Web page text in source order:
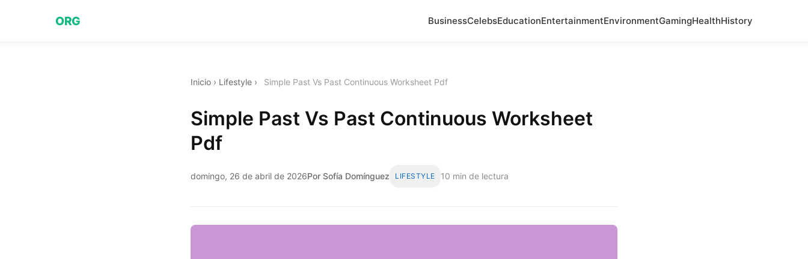
ORG BusinessCelebsEducationEntertainmentEnvironmentGamingHealthHistory
Inicio › Lifestyle › Simple Past Vs Past Continuous Worksheet Pdf
Simple Past Vs Past Continuous Worksheet
Pdf
domingo, 26 de abril de 2026Por Sofía Domínguez LIFESTYLE 10 min de lectura